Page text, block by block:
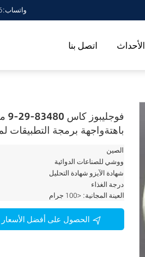
86--18036885286:واتساب
اتصل بنا الأحداث
باهتةواجهة برمجة
الصين
ووشي للصناعات الدوائية
شهادة الآيزو شهادة التحليل
درجة الغذاء
العينة المجانية: <100 جرام
الحصول على أفضل الأسعار